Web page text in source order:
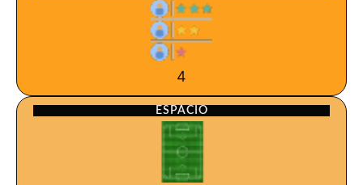
4
ESPACIO